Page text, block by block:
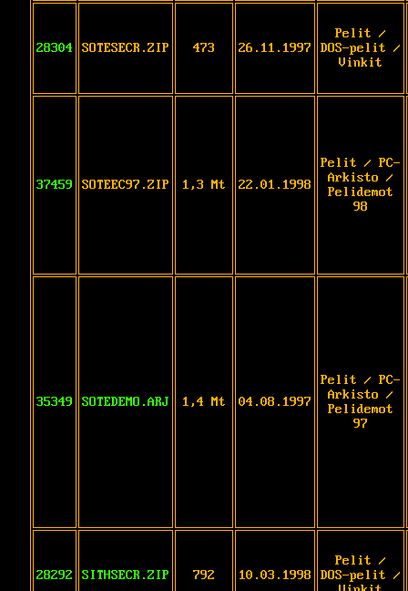
28304 SOTESECR.ZIP 473 26.11.1997
Pelit /
DOS-pelit /
Vinkit
37459 SOTEEC97.ZIP 1,3 Mt 22.01.1998
Pelit / PC-
Arkisto /
Pelidemot
98
35349 SOTEDEMO.ARJ 1,4 Mt 04.08.1997
Pelit / PC-
Arkisto /
Pelidemot
97
28292 SITHSECR.ZIP 792 10.03.1998
Pelit /
DOS-pelit /